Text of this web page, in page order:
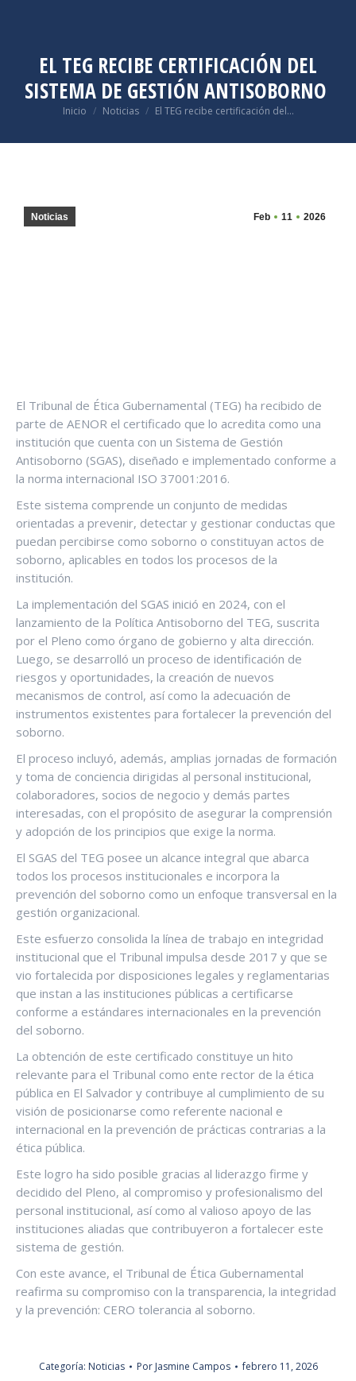
EL TEG RECIBE CERTIFICACIÓN DEL
SISTEMA DE GESTIÓN ANTISOBORNO
Estás aquí:
Inicio Noticias El TEG recibe certificación del…
Feb 11 2026
Noticias
El Tribunal de Ética Gubernamental (TEG) ha recibido de
parte de AENOR el certificado que lo acredita como una
institución que cuenta con un Sistema de Gestión
Antisoborno (SGAS), diseñado e implementado conforme a
la norma internacional ISO 37001:2016.
Este sistema comprende un conjunto de medidas
orientadas a prevenir, detectar y gestionar conductas que
puedan percibirse como soborno o constituyan actos de
soborno, aplicables en todos los procesos de la
institución.
La implementación del SGAS inició en 2024, con el
lanzamiento de la Política Antisoborno del TEG, suscrita
por el Pleno como órgano de gobierno y alta dirección.
Luego, se desarrolló un proceso de identificación de
riesgos y oportunidades, la creación de nuevos
mecanismos de control, así como la adecuación de
instrumentos existentes para fortalecer la prevención del
soborno.
El proceso incluyó, además, amplias jornadas de formación
y toma de conciencia dirigidas al personal institucional,
colaboradores, socios de negocio y demás partes
interesadas, con el propósito de asegurar la comprensión
y adopción de los principios que exige la norma.
El SGAS del TEG posee un alcance integral que abarca
todos los procesos institucionales e incorpora la
prevención del soborno como un enfoque transversal en la
gestión organizacional.
Este esfuerzo consolida la línea de trabajo en integridad
institucional que el Tribunal impulsa desde 2017 y que se
vio fortalecida por disposiciones legales y reglamentarias
que instan a las instituciones públicas a certificarse
conforme a estándares internacionales en la prevención
del soborno.
La obtención de este certificado constituye un hito
relevante para el Tribunal como ente rector de la ética
pública en El Salvador y contribuye al cumplimiento de su
visión de posicionarse como referente nacional e
internacional en la prevención de prácticas contrarias a la
ética pública.
Este logro ha sido posible gracias al liderazgo firme y
decidido del Pleno, al compromiso y profesionalismo del
personal institucional, así como al valioso apoyo de las
instituciones aliadas que contribuyeron a fortalecer este
sistema de gestión.
Con este avance, el Tribunal de Ética Gubernamental
reafirma su compromiso con la transparencia, la integridad
y la prevención: CERO tolerancia al soborno.
Categoría: Noticias Por Jasmine Campos
febrero 11, 2026